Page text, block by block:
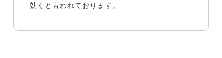
効くと言われております。